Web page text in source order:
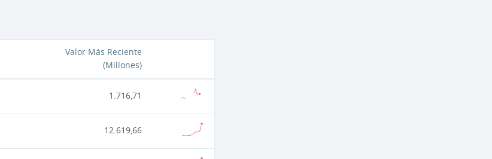
Valor Más Reciente
(Millones)
1.716,71
12.619,66